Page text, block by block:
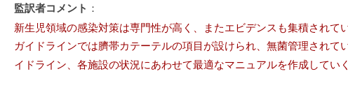
監訳者コメント ：
新生児領域の感染対策は専門性が高く、またエビデンスも集積され
ガイドラインでは臍帯カテーテルの項目が設けられ、無菌管理され
イドライン、各施設の状況にあわせて最適なマニュアルを作成してい